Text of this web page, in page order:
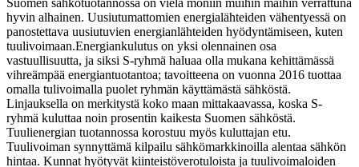
hyvin alhainen. Uusiutumattomien energialähteiden vähentyessä on
panostettava uusiutuvien energianlähteiden hyödyntämiseen, kuten
tuulivoimaan.Energiankulutus on yksi olennainen osa
vastuullisuutta, ja siksi S-ryhmä haluaa olla mukana kehittämässä
vihreämpää energiantuotantoa; tavoitteena on vuonna 2016 tuottaa
omalla tulivoimalla puolet ryhmän käyttämästä sähköstä.
Linjauksella on merkitystä koko maan mittakaavassa, koska S-
ryhmä kuluttaa noin prosentin kaikesta Suomen sähköstä.
Tuulienergian tuotannossa korostuu myös kuluttajan etu.
Tuulivoiman synnyttämä kilpailu sähkömarkkinoilla alentaa sähkön
hintaa. Kunnat hyötyvät kiinteistöverotuloista ja tuulivoimaloiden